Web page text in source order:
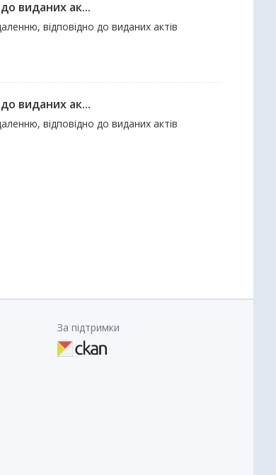
виданих ак...
відповідно до виданих актів
виданих ак...
відповідно до виданих актів
За підтримки